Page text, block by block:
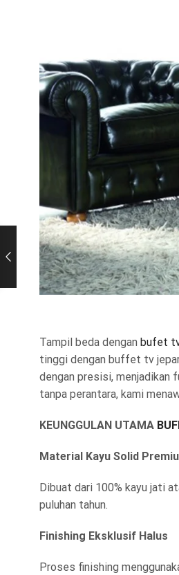
Tampil beda dengan bufet
tinggi dengan buffet tv
dengan presisi, menjadikan
tanpa perantara, kami
KEUNGGULAN UTAMA
Material Kayu Solid
Dibuat dari 100% kayu jati
puluhan tahun.
Finishing Eksklusif Halus
Proses finishing